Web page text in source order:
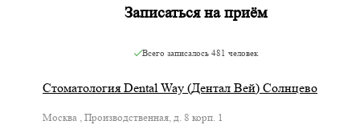
Записаться на приём
Всего записалось 481 человек
Стоматология Dental Way (Дентал Вей) Солнцево
Москва , Производственная, д. 8 корп. 1